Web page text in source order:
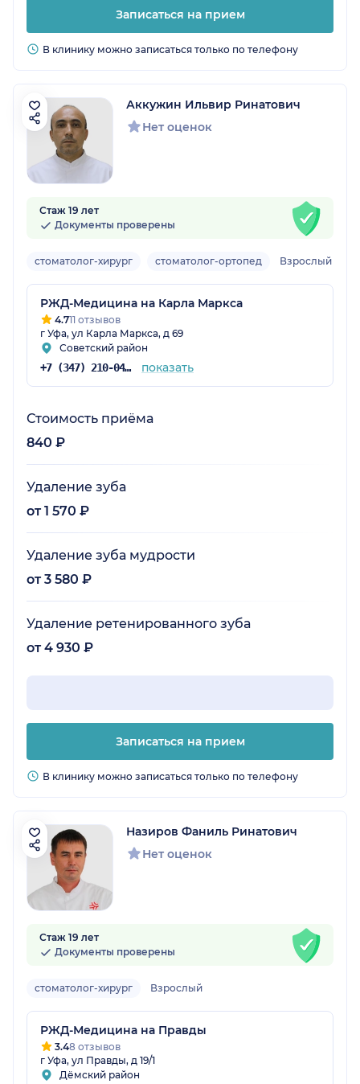
Записаться на прием
В клинику можно записаться только по телефону
Аккужин Ильвир Ринатович
Нет оценок
Стаж 19 лет
Документы проверены
стоматолог-хирург стоматолог-ортопед Взрослый
РЖД-Медицина на Карла Маркса
4.711 отзывов
г Уфа, ул Карла Маркса, д 69
Советский район
+7 (347) 210-04-96 показать
Стоимость приёма
840 ₽
Удаление зуба
от 1 570 ₽
Удаление зуба мудрости
от 3 580 ₽
Удаление ретенированного зуба
от 4 930 ₽
Записаться на прием
В клинику можно записаться только по телефону
Назиров Фаниль Ринатович
Нет оценок
Стаж 19 лет
Документы проверены
стоматолог-хирург Взрослый
РЖД-Медицина на Правды
3.48 отзывов
г Уфа, ул Правды, д 19/1
Дёмский район